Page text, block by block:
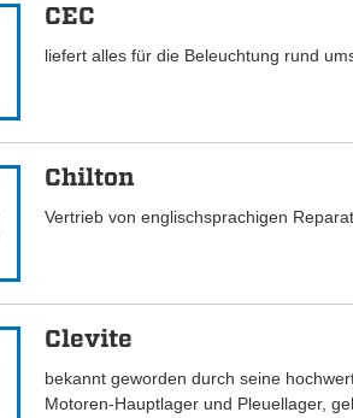
CEC
liefert alles für die Beleuchtung rund
Chilton
Vertrieb von englischsprachigen
Clevite
bekannt geworden durch seine
Motoren-Hauptlager und Pleuellager,